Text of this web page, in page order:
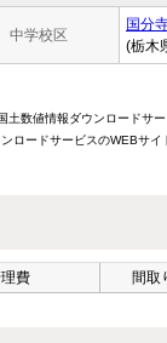
中学校区
国分
(栃木
土数値情報ダウンロード
ロードサービスのWEBサ
費 間取